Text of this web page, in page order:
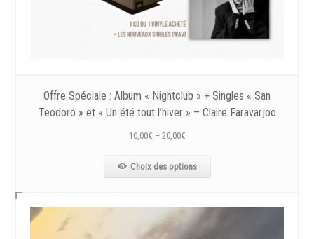
Offre Spéciale : Album « Nightclub » + Singles « San
Teodoro » et « Un été tout l’hiver » – Claire Faravarjoo
10,00€ – 20,00€
Choix des options